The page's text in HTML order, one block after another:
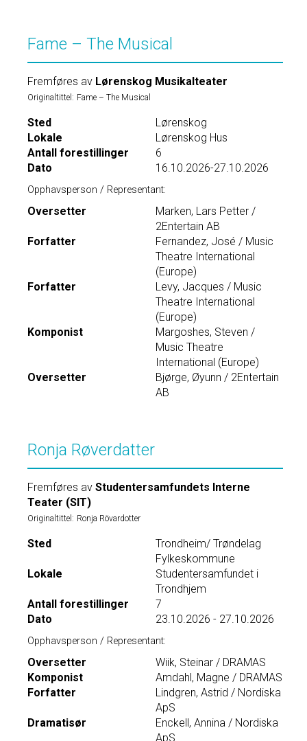
Fame – The Musical
Fremføres av Lørenskog Musikalteater
Originaltittel: Fame – The Musical
Sted
Lørenskog
Lokale
Lørenskog Hus
Antall forestillinger
6
Dato
16.10.2026-27.10.2026
Opphavsperson / Representant:
Oversetter
Marken, Lars Petter /
2Entertain AB
Forfatter
Fernandez, José / Music
Theatre International
(Europe)
Forfatter
Levy, Jacques / Music
Theatre International
(Europe)
Komponist
Margoshes, Steven /
Music Theatre
International (Europe)
Oversetter
Bjørge, Øyunn / 2Entertain
AB
Ronja Røverdatter
Fremføres av Studentersamfundets Interne
Teater (SIT)
Originaltittel: Ronja Rövardotter
Sted
Trondheim/ Trøndelag
Fylkeskommune
Lokale
Studentersamfundet i
Trondhjem
Antall forestillinger
7
Dato
23.10.2026 - 27.10.2026
Opphavsperson / Representant:
Oversetter
Wiik, Steinar / DRAMAS
Komponist
Amdahl, Magne / DRAMAS
Forfatter
Lindgren, Astrid / Nordiska
ApS
Dramatisør
Enckell, Annina / Nordiska
ApS